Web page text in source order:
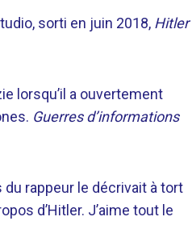
sorti en juin 2018, Hitler
lorsqu’il a ouvertement
Guerres d’informations
rappeur le décrivait à tort
d’Hitler. J’aime tout le